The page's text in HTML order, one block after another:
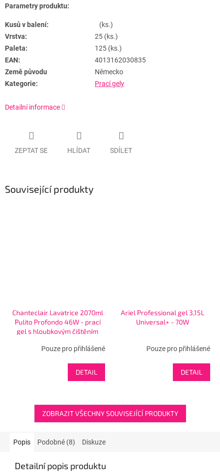
Parametry produktu:
Kusů v balení:
(ks.)
Vrstva:
25 (ks.)
Paleta:
125 (ks.)
EAN:
4013162030835
Země původu
Německo
Kategorie:
Prací gely
Detailní informace
ZEPTAT SE HLÍDAT SDÍLET
Související produkty
Chanteclair Lavatrice 2070ml
Pulito Profondo 46W - prací
gel s hloubkovým čištěním
Pouze pro přihlášené
DETAIL
Ariel Professional gel 3,15L
Universal+ - 70W
Pouze pro přihlášené
DETAIL
ZOBRAZIT VŠECHNY SOUVISEJÍCÍ PRODUKTY
Popis Podobné (8) Diskuze
Detailní popis produktu